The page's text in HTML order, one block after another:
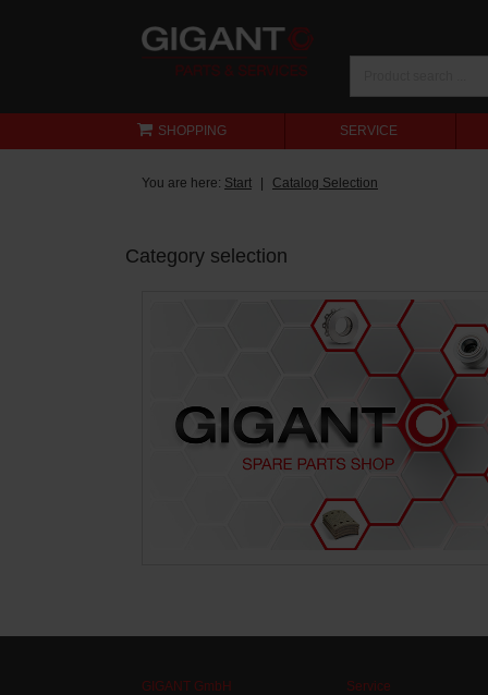
SHOPPING SERVICE
You are here: Start Catalog Selection
Category selection
GIGANT GmbH Service